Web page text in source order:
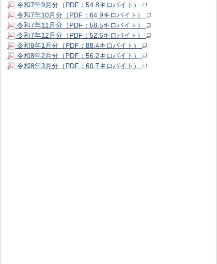
令和7年9月分（PDF：54.8キロバイト）
令和7年10月分（PDF：64.9キロバイト）
令和7年11月分（PDF：58.5キロバイト）
令和7年12月分（PDF：52.6キロバイト）
令和8年1月分（PDF：88.4キロバイト）
令和8年2月分（PDF：56.2キロバイト）
令和8年3月分（PDF：60.7キロバイト）